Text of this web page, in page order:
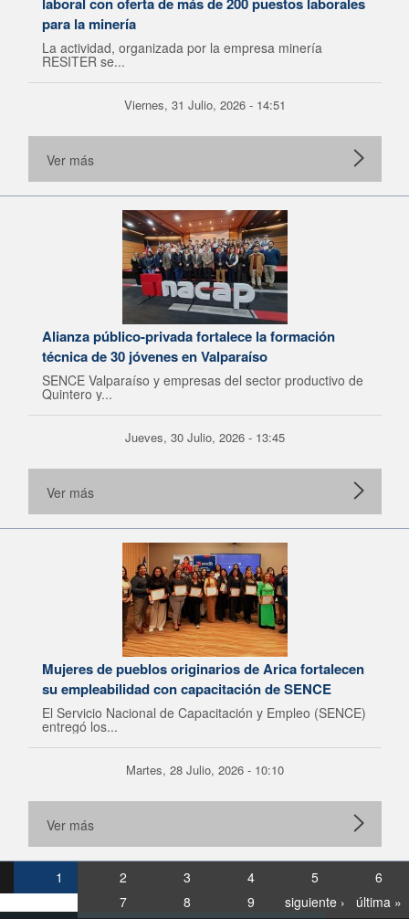
para la minería
La actividad, organizada por la empresa minería
RESITER se...
Viernes, 31 Julio, 2026 - 14:51
Ver más
Alianza público-privada fortalece la formación
técnica de 30 jóvenes en Valparaíso
SENCE Valparaíso y empresas del sector productivo de
Quintero y...
Jueves, 30 Julio, 2026 - 13:45
Ver más
Mujeres de pueblos originarios de Arica fortalecen
su empleabilidad con capacitación de SENCE
El Servicio Nacional de Capacitación y Empleo (SENCE)
entregó los...
Martes, 28 Julio, 2026 - 10:10
Ver más
1 2 3 4 5
6
7
8 9 siguiente › última »